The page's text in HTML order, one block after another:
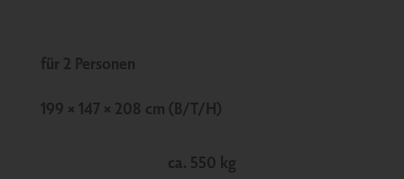
für 2 Personen
199 × 147 × 208 cm (B/T/H)
ca. 550 kg